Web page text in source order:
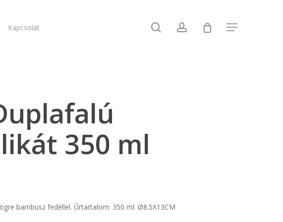
Kapcsolat searchaccount Menu
350 ml
bambusz fedéllel. Űrtartalom: 350 ml. Ø8.5X13CM